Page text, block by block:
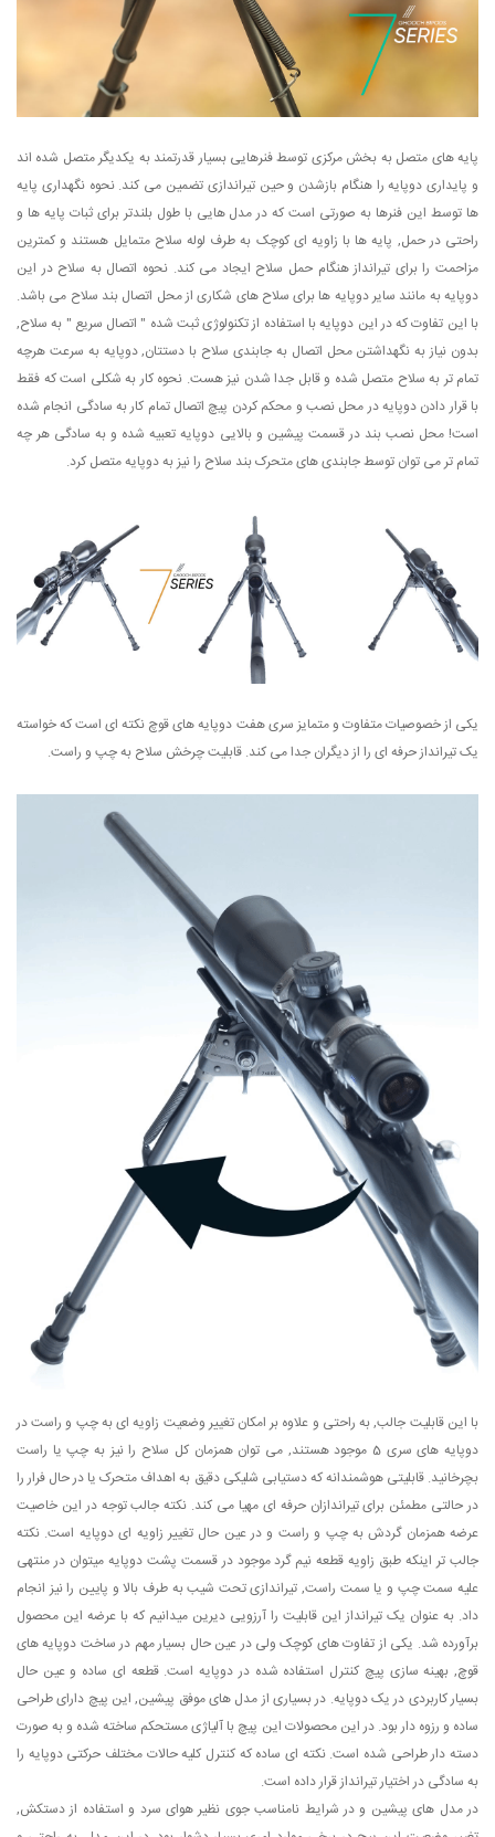
پایه های متصل به بخش مرکزی توسط فنرهایی بسیار قدرتمند به یکدیگر متصل شده اند
و پایداری دوپایه را هنگام بازشدن و حین تیراندازی تضمین می کند. نحوه نگهداری پایه
ها توسط این فنرها به صورتی است که در مدل هایی با طول بلندتر برای ثبات پایه ها و
راحتی در حمل, پایه ها با زاویه ای کوچک به طرف لوله سلاح متمایل هستند و کمترین
مزاحمت را برای تیرانداز هنگام حمل سلاح ایجاد می کند. نحوه اتصال به سلاح در این
دوپایه به مانند سایر دوپایه ها برای سلاح های شکاری از محل اتصال بند سلاح می باشد.
با این تفاوت که در این دوپایه با استفاده از تکنولوژی ثبت شده " اتصال سریع " به سلاح,
بدون نیاز به نگهداشتن محل اتصال به جابندی سلاح با دستتان, دوپایه به سرعت هرچه
تمام تر به سلاح متصل شده و قابل جدا شدن نیز هست. نحوه کار به شکلی است که فقط
با قرار دادن دوپایه در محل نصب و محکم کردن پیچ اتصال تمام کار به سادگی انجام شده
است! محل نصب بند در قسمت پیشین و بالایی دوپایه تعبیه شده و به سادگی هر چه
تمام تر می توان توسط جابندی های متحرک بند سلاح را نیز به دوپایه متصل کرد.
یکی از خصوصیات متفاوت و متمایز سری هفت دوپایه های قوچ نکته ای است که خواسته
یک تیرانداز حرفه ای را از دیگران جدا می کند. قابلیت چرخش سلاح به چپ و راست.
با این قابلیت جالب, به راحتی و علاوه بر امکان تغییر وضعیت زاویه ای به چپ و راست در
دوپایه های سری 5 موجود هستند, می توان همزمان کل سلاح را نیز به چپ یا راست
بچرخانید. قابلیتی هوشمندانه که دستیابی شلیکی دقیق به اهداف متحرک یا در حال فرار را
در حالتی مطمئن برای تیراندازان حرفه ای مهیا می کند. نکته جالب توجه در این خاصیت
عرضه همزمان گردش به چپ و راست و در عین حال تغییر زاویه ای دوپایه است. نکته
جالب تر اینکه طبق زاویه قطعه نیم گرد موجود در قسمت پشت دوپایه میتوان در منتهی
علیه سمت چپ و یا سمت راست, تیراندازی تحت شیب به طرف بالا و پایین را نیز انجام
داد. به عنوان یک تیرانداز این قابلیت را آرزویی دیرین میدانیم که با عرضه این محصول
برآورده شد. یکی از تفاوت های کوچک ولی در عین حال بسیار مهم در ساخت دوپایه های
قوچ, بهینه سازی پیچ کنترل استفاده شده در دوپایه است. قطعه ای ساده و عین حال
بسیار کاربردی در یک دوپایه. در بسیاری از مدل های موفق پیشین, این پیچ دارای طراحی
ساده و رزوه دار بود. در این محصولات این پیچ با آلیاژی مستحکم ساخته شده و به صورت
دسته دار طراحی شده است. نکته ای ساده که کنترل کلیه حالات مختلف حرکتی دوپایه را
به سادگی در اختیار تیرانداز قرار داده است.
در مدل های پیشین و در شرایط نامناسب جوی نظیر هوای سرد و استفاده از دستکش,